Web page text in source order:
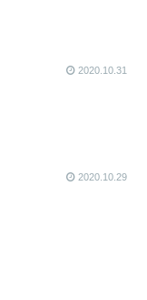
2020.10.31
2020.10.29